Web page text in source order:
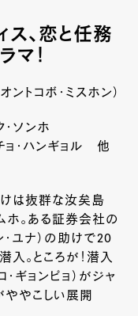
、恋と任務
マ！
トコボ・ミスホン）
ソンホ
ョ・ハンギョル 他
は抜群な汝矣島
ホ。ある証券会社の
・ユナ）の助けで20
入。ところが！潜入
ギョンピョ）がジャ
ややこしい展開